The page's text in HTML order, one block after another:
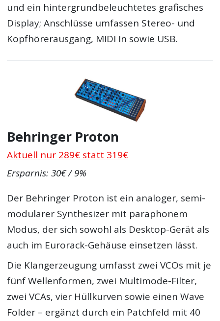
und ein hintergrundbeleuchtetes grafisches
Display; Anschlüsse umfassen Stereo- und
Kopfhörerausgang, MIDI In sowie USB.
Behringer Proton
Aktuell nur 289€ statt 319€
Ersparnis: 30€ / 9%
Der Behringer Proton ist ein analoger, semi-
modularer Synthesizer mit paraphonem
Modus, der sich sowohl als Desktop-Gerät als
auch im Eurorack-Gehäuse einsetzen lässt.
Die Klangerzeugung umfasst zwei VCOs mit je
fünf Wellenformen, zwei Multimode-Filter,
zwei VCAs, vier Hüllkurven sowie einen Wave
Folder – ergänzt durch ein Patchfeld mit 40